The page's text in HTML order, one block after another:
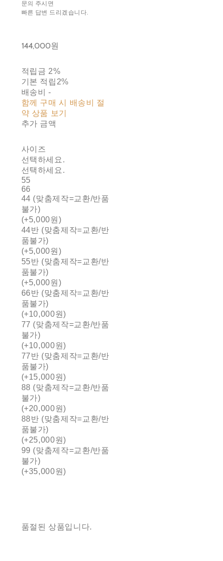
문의 주시면
빠른 답변 드리겠습니다.
144,000원
적립금 2%
기본 적립 2%
배송비-
함께 구매 시 배송비 절
약 상품 보기
추가 금액
사이즈
선택하세요.
선택하세요.
55
66
44 (맞춤제작=교환/반품
불가)
(+5,000원)
44반 (맞춤제작=교환/반
품불가)
(+5,000원)
55반 (맞춤제작=교환/반
품불가)
(+5,000원)
66반 (맞춤제작=교환/반
품불가)
(+10,000원)
77 (맞춤제작=교환/반품
불가)
(+10,000원)
77반 (맞춤제작=교환/반
품불가)
(+15,000원)
88 (맞춤제작=교환/반품
불가)
(+20,000원)
88반 (맞춤제작=교환/반
품불가)
(+25,000원)
99 (맞춤제작=교환/반품
불가)
(+35,000원)
품절된 상품입니다.